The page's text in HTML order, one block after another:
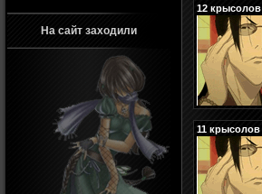
На сайт заходили
12 крысолов
11 крысолов